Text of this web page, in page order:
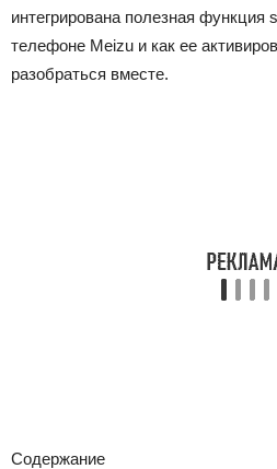
интегрирована полезная функция
телефоне Meizu и как ее
разобраться вместе.
Содержание